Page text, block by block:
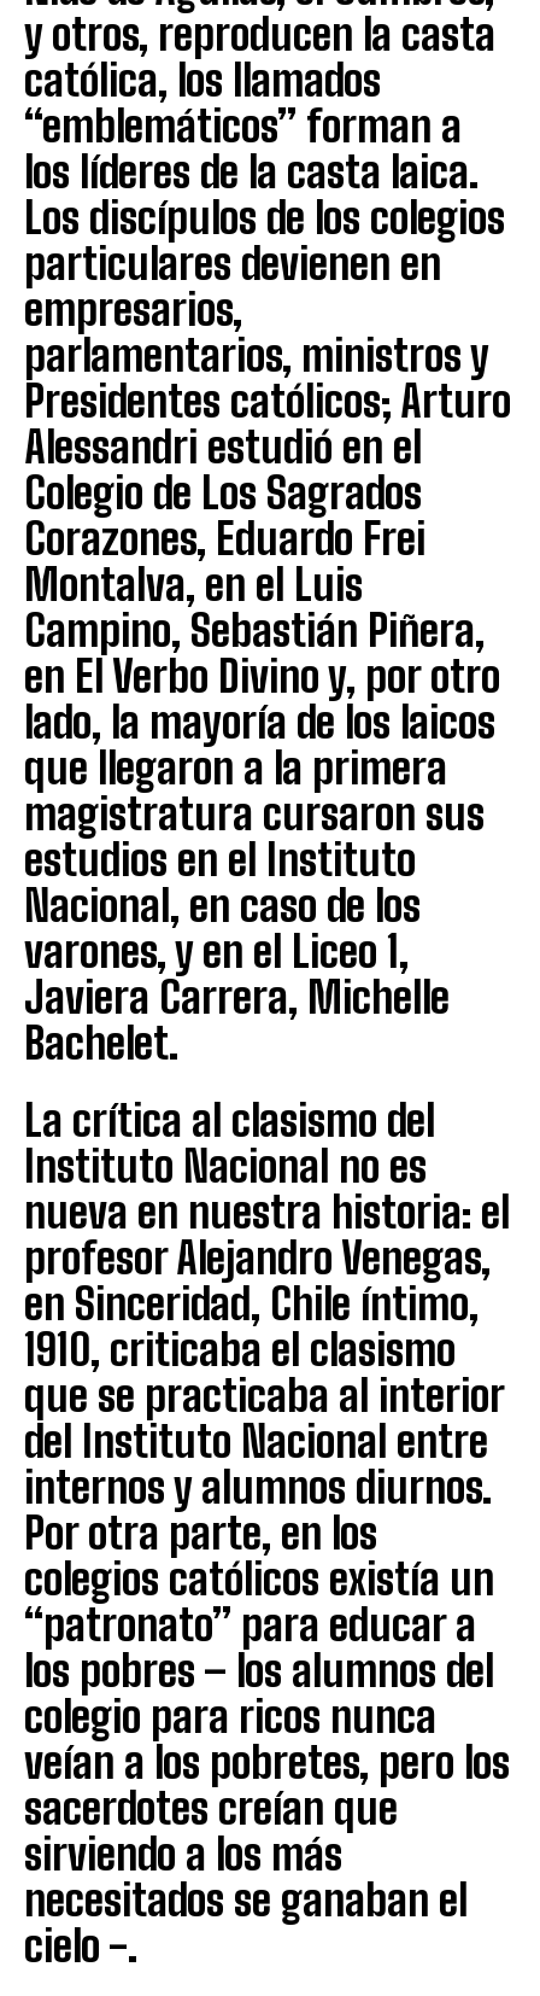
y otros, reproducen la casta
católica, los llamados
“emblemáticos” forman a
los líderes de la casta laica.
Los discípulos de los colegios
particulares devienen en
empresarios,
parlamentarios, ministros y
Presidentes católicos; Arturo
Alessandri estudió en el
Colegio de Los Sagrados
Corazones, Eduardo Frei
Montalva, en el Luis
Campino, Sebastián Piñera,
en El Verbo Divino y, por otro
lado, la mayoría de los laicos
que llegaron a la primera
magistratura cursaron sus
estudios en el Instituto
Nacional, en caso de los
varones, y en el Liceo 1,
Javiera Carrera, Michelle
Bachelet.
La crítica al clasismo del
Instituto Nacional no es
nueva en nuestra historia: el
profesor Alejandro Venegas,
en Sinceridad, Chile íntimo,
1910, criticaba el clasismo
que se practicaba al interior
del Instituto Nacional entre
internos y alumnos diurnos.
Por otra parte, en los
colegios católicos existía un
“patronato” para educar a
los pobres – los alumnos del
colegio para ricos nunca
veían a los pobretes, pero los
sacerdotes creían que
sirviendo a los más
necesitados se ganaban el
cielo -.